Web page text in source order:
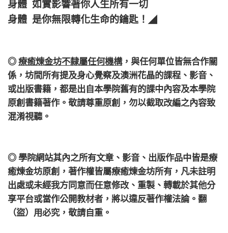
身體 如實影響著你人生所有一切
身體 是你無限轉化生命的鑰匙！ ◢
◎療癒煉金坊不隸屬任何機構， 與任何單位皆無合作關
係， 坊間所有提及身心覺察及澳洲花晶的課程、影音、
或出版書籍，都是出自本學院舊有的課中內容及本學院
原創書籍著作。敬請尊重原創，勿以截取改編之內容致
混淆視聽。
◎ 學院網站其內之所有文章、影音、出版作品中皆是療
癒煉金坊原創，著作權皆屬療癒煉金坊所有，凡未註明
出處或未經我方同意而任意修改、重製、轉載於其他分
享平台或當作公開教材者，將以違反著作權法論。翻
（盜）用必究，敬請自重。